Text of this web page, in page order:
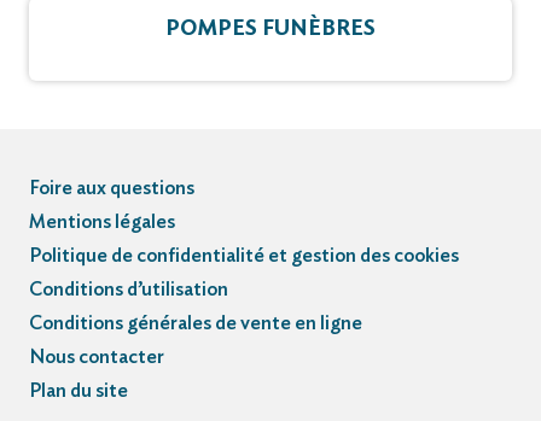
POMPES FUNÈBRES
Foire aux questions
Mentions légales
Politique de confidentialité et gestion des cookies
Conditions d’utilisation
Conditions générales de vente en ligne
Nous contacter
Plan du site